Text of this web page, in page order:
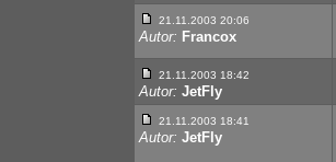
21.11.2003 20:06
Autor: Francox
21.11.2003 18:42
Autor: JetFly
21.11.2003 18:41
Autor: JetFly